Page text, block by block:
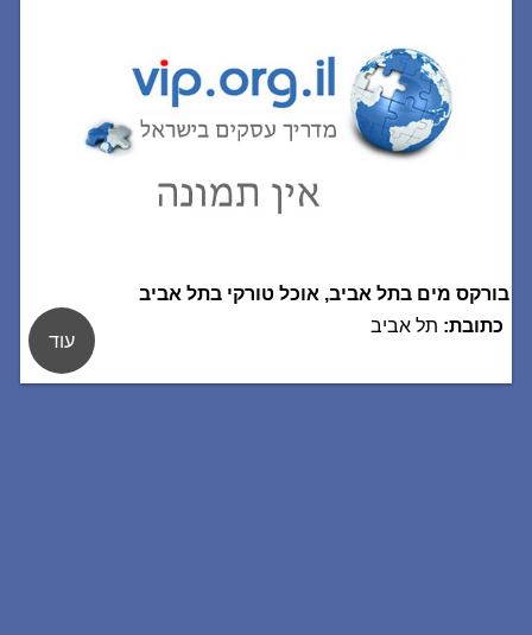
בורקס מים בתל אביב, אוכל טורקי בתל אביב
כתובת: תל אביב
עוד